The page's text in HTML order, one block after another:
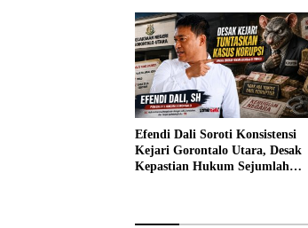
Efendi Dali Soroti Konsistensi
Kejari Gorontalo Utara, Desak
Kepastian Hukum Sejumlah